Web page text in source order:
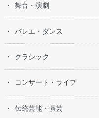
舞台・演劇
バレエ・ダンス
クラシック
コンサート・ライブ
伝統芸能・演芸